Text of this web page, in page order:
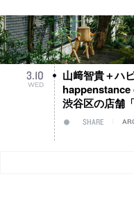
3.10
WED
山﨑智貴＋ハ
happenstance
渋谷区の店舗
SHARE